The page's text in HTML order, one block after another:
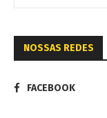
NOSSAS REDES
FACEBOOK